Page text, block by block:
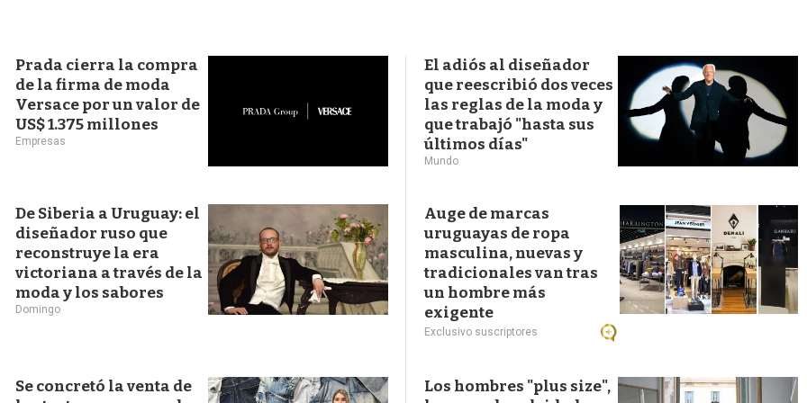
a
Prada cierra la compra
de la firma de moda
Versace por un valor de
US$ 1.375 millones
Empresas
El adiós al diseñador
que reescribió dos veces
las reglas de la moda y
que trabajó "hasta sus
últimos días"
Mundo
De Siberia a Uruguay: el
diseñador ruso que
reconstruye la era
victoriana a través de la
moda y los sabores
Domingo
Auge de marcas
uruguayas de ropa
masculina, nuevas y
tradicionales van tras
un hombre más
exigente
Exclusivo suscriptores
Se concretó la venta de
Los hombres "plus size",